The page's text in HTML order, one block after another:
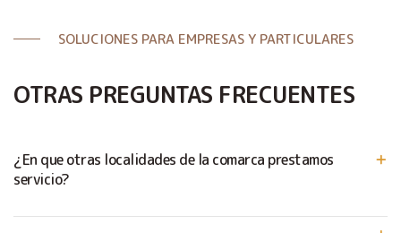
SOLUCIONES PARA EMPRESAS Y PARTICULARES
OTRAS PREGUNTAS FRECUENTES
¿En que otras localidades de la comarca prestamos
servicio?